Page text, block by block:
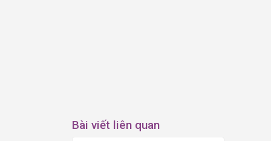
Bài viết liên quan